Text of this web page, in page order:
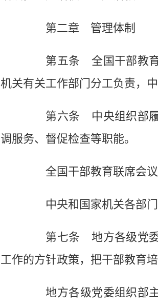
第二章 管理体制
第五条 全国干部教育
机关有关工作部门分工负责，
第六条 中央组织部履
调服务、督促检查等职能。
全国干部教育联席会议
中央和国家机关各部门
第七条 地方各级党委
工作的方针政策，把干部教育
地方各级党委组织部主